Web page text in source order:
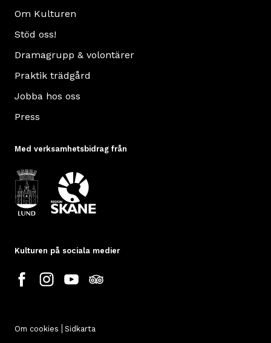
Om Kulturen
Stöd oss!
Dramagrupp & volontärer
Praktik trädgård
Jobba hos oss
Press
Med verksamhetsbidrag från
Kulturen på sociala medier
Om cookies Sidkarta